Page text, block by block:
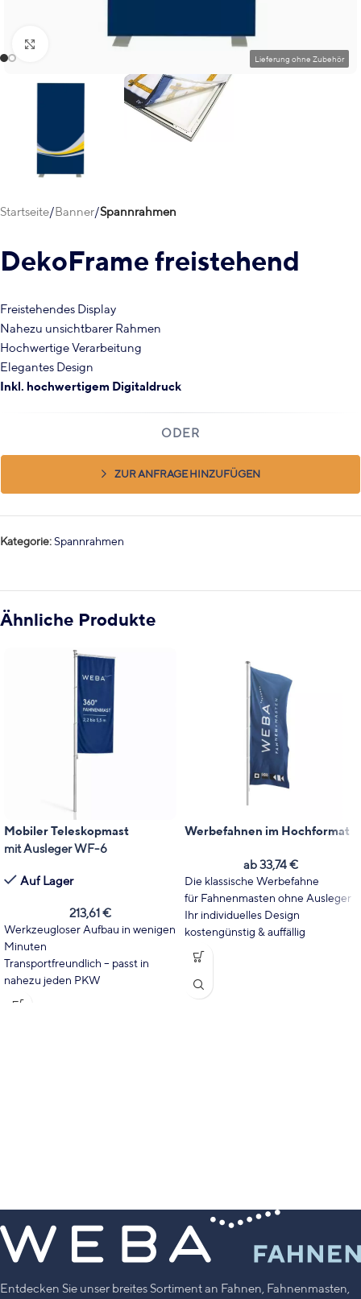
Klick zum Vergrößern
Startseite Banner Spannrahmen
DekoFrame freistehend
Freistehendes Display
Nahezu unsichtbarer Rahmen
Hochwertige Verarbeitung
Elegantes Design
Inkl. hochwertigem Digitaldruck
ZUR ANFRAGE HINZUFÜGEN
Kategorie:Spannrahmen
Ähnliche Produkte
Mobiler Teleskopmast
mit Ausleger WF-6
Auf Lager
213,61€
Werkzeugloser Aufbau in wenigen
Minuten
Transportfreundlich – passt in
nahezu jeden PKW
Stufenlos höhenverstellbar von
Werbefahne für mobile Masten
Werbefahnen im Hochformat
ab33,74€
Die klassische Werbefahne
für Fahnenmasten ohne Ausleger
Ihr individuelles Design
kostengünstig & auffällig
UV-beständig und wetterfest
Fast 100% Durchdruck, Motiv
Spiegelbildlich auf der Rückseite
Entdecken Sie unser breites Sortiment an Fahnen, Fahnenmasten,